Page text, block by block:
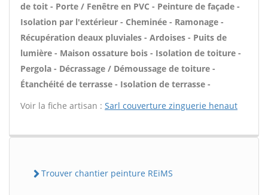
de toit - Porte / Fenêtre en PVC - Peinture de façade -
Isolation par l'extérieur - Cheminée - Ramonage -
Récupération deaux pluviales - Ardoises - Puits de
lumière - Maison ossature bois - Isolation de toiture -
Pergola - Décrassage / Démoussage de toiture -
Étanchéité de terrasse - Isolation de terrasse -
Voir la fiche artisan : Sarl couverture zinguerie henaut
Trouver chantier peinture REiMS